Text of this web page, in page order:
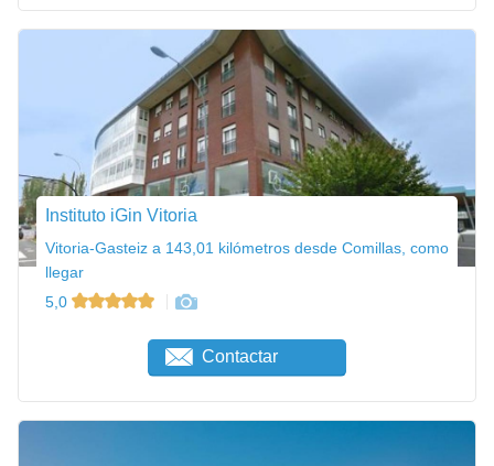
Instituto iGin Vitoria
Vitoria-Gasteiz a 143,01 kilómetros desde Comillas, como
llegar
5,0
Contactar